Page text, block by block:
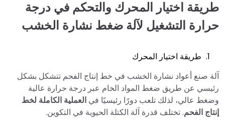
طريقة اختيار المحرك والتحكم في درجة
حرارة التشغيل لآلة ضغط نشارة الخشب
طريقة اختيار المحرك
آلة صنع أعواد نشارة الخشب في خط إنتاج الفحم تتشكل بشكل
رئيسي عن طريق ضغط المواد الخام عبر درجة حرارة عالية
وضغط عالي، لذلك تلعب دورًا رئيسيًا في العملية الكاملة لخط
إنتاج الفحم. تختلف قدرة آلة الكتلة الحيوية في التكوين.